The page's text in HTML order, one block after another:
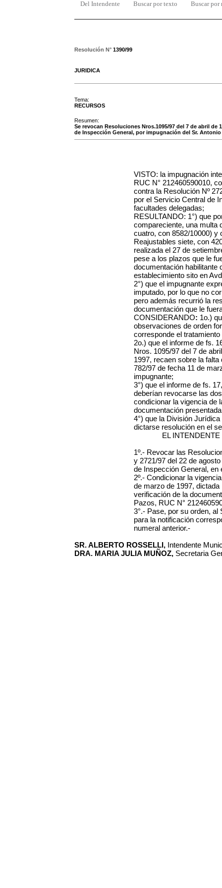
Del Intendente Buscar por texto Buscar por
Resolución N° 1390/99
JURIDICA
Tema:
RECURSOS
Resumen:
Se revocan Resoluciones Nros.1095/97 del 7 de abril de
de Inspección General, por impugnación del Sr. Antonio
VISTO: la impugnación
RUC N° 212460590010,
contra la Resolución Nº
por el Servicio Central de
facultades delegadas;
RESULTANDO: 1°) que
compareciente, una multa
cuatro, con 8582/10000) y
Reajustables siete, con
realizada el 27 de
pese a los plazos que le
documentación habilitante
establecimiento sito en
2°) que el impugnante
imputado, por lo que no
pero además recurrió la
documentación que le
CONSIDERANDO: 1o.)
observaciones de orden
corresponde el
2o.) que el informe de fs.
Nros. 1095/97 del 7 de
1997, recaen sobre la
782/97 de fecha 11 de
impugnante;
3°) que el informe de fs.
deberían revocarse las
condicionar la vigencia de
documentación
4°) que la División Jurídica
dictarse resolución en el
EL
1º.- Revocar las
y 2721/97 del 22 de
de Inspección General, en
2º.- Condicionar la
de marzo de 1997, dictada
verificación de la
Pazos, RUC N°
3°.- Pase, por su orden,
para la notificación
numeral anterior.-
SR. ALBERTO ROSSELLI, Intendente
DRA. MARIA JULIA MUÑOZ, Secretaria